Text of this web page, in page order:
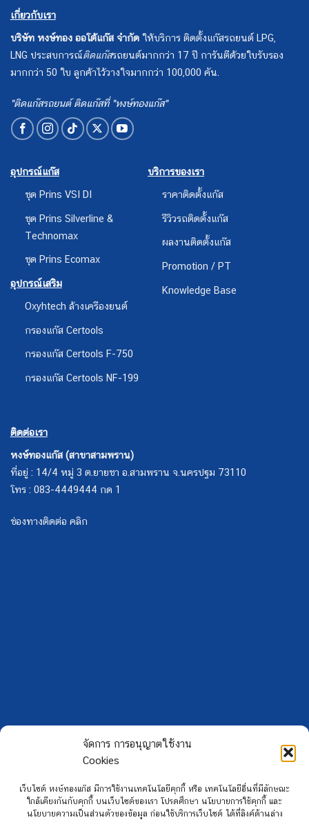
จัดการ การอนุญาตใช้งาน
Cookies
เว็บไซต์ หงษ์ทองแก๊ส มีการใช้งานเทคโนโลยีคุกกี้ หรือ เทคโนโลยีอื่นที่มีลักษณะ
ใกล้เคียงกันกับคุกกี้ บนเว็บไซต์ของเรา โปรดศึกษา นโยบายการใช้คุกกี้ และ
นโยบายความเป็นส่วนตัวของข้อมูล ก่อนใช้บริการเว็บไซต์ ได้ที่ลิงค์ด้านล่าง
เกี่ยวกับเรา
บริษัท หงษ์ทอง ออโต้แก๊ส จำกัด ให้บริการ ติดตั้งแก๊สรถยนต์ LPG,
LNG ประสบการณ์ติดแก๊สรถยนต์มากกว่า 17 ปี การันตีด้วยใบรับรอง
มากกว่า 50 ใบ ลูกค้าไว้วางใจมากกว่า 100,000 คัน.
"ติดแก๊สรถยนต์ ติดแก๊สที่ "หงษ์ทองแก๊ส"
อุปกรณ์แก๊ส
ชุด Prins VSI DI
ชุด Prins Silverline &
Technomax
ชุด Prins Ecomax
อุปกรณ์เสริม
Oxyhtech ล้างเครืองยนต์
กรองแก๊ส Certools
กรองแก๊ส Certools F-750
กรองแก๊ส Certools NF-199
บริการของเรา
ราคาติดตั้งแก๊ส
รีวิวรถติดตั้งแก๊ส
ผลงานติดตั้งแก๊ส
Promotion / PT
Knowledge Base
ติดต่อเรา
หงษ์ทองแก๊ส (สาขาสามพราน)
ที่อยู่ : 14/4 หมู่ 3 ต.ยายชา อ.สามพราน จ.นครปฐม 73110
โทร : 083-4449444 กด 1
ช่องทางติดต่อ คลิก
Copyright 2026 ©